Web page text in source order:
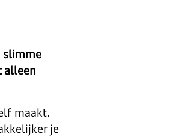
slimme
alleen
maakt.
je